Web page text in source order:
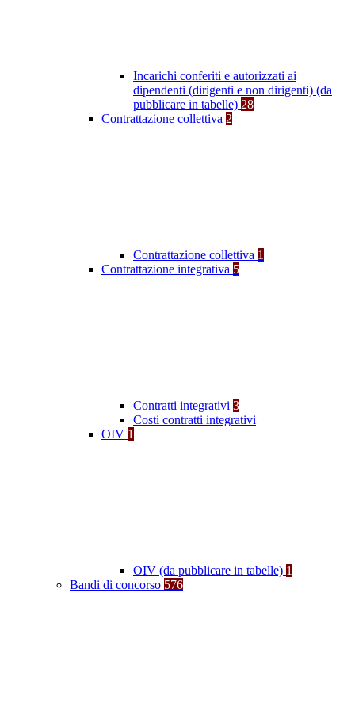
Incarichi conferiti e autorizzati ai
dipendenti (dirigenti e non dirigenti) (da
pubblicare in tabelle) 28
Contrattazione collettiva 2
Contrattazione collettiva 1
Contrattazione integrativa 5
Contratti integrativi 3
Costi contratti integrativi
OIV 1
OIV (da pubblicare in tabelle) 1
Bandi di concorso 576